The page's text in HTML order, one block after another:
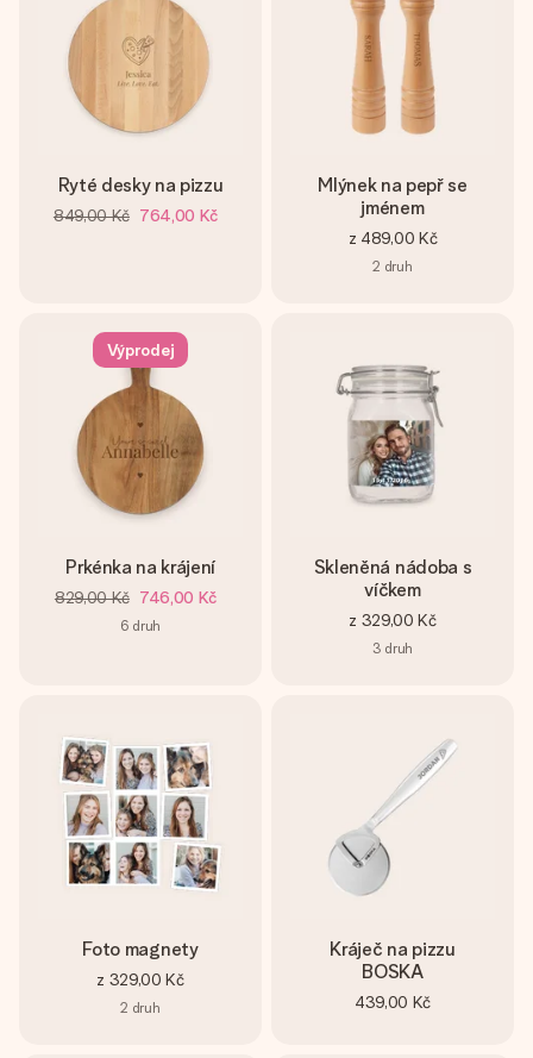
Ryté desky na pizzu
849,00 Kč 764,00 Kč
Mlýnek na pepř se
jménem
z 489,00 Kč
2 druh
Výprodej
Prkénka na krájení
829,00 Kč 746,00 Kč
6 druh
Skleněná nádoba s
víčkem
z 329,00 Kč
3 druh
Foto magnety
z 329,00 Kč
2 druh
Kráječ na pizzu
BOSKA
439,00 Kč